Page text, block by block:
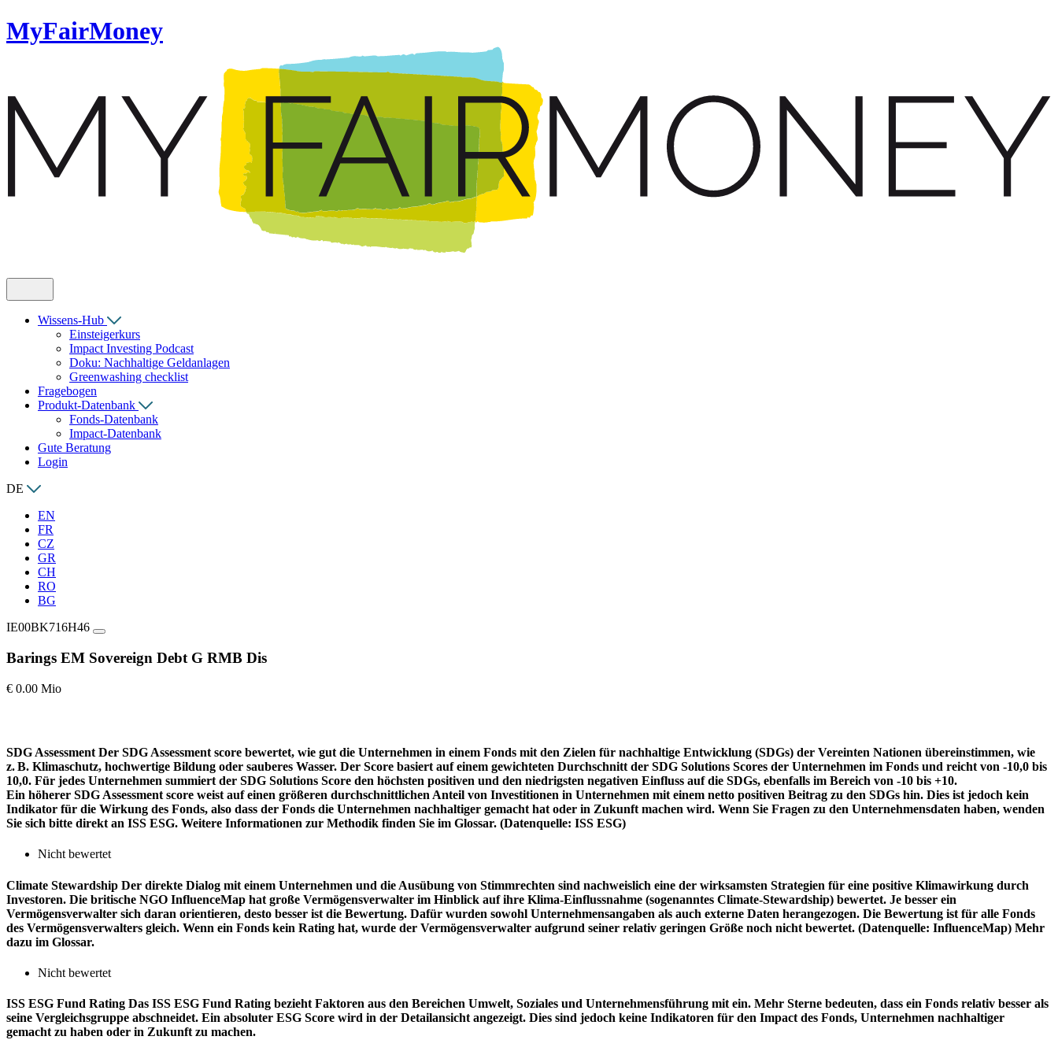
MyFairMoney
Wissens-Hub
Einsteigerkurs
Impact Investing Podcast
Doku: Nachhaltige Geldanlagen
Greenwashing checklist
Fragebogen
Produkt-Datenbank
Fonds-Datenbank
Impact-Datenbank
Gute Beratung
Login
DE
EN
FR
CZ
GR
CH
RO
BG
IE00BK716H46
Barings EM Sovereign Debt G RMB Dis
€ 0.00 Mio
SDG Assessment Der SDG Assessment score bewertet, wie gut die Unternehmen in einem Fonds mit den Zielen für nachhaltige Entwicklung (SDGs) der Vereinten Nationen übereinstimmen, wie
z. B. Klimaschutz, hochwertige Bildung oder sauberes Wasser. Der Score basiert auf einem gewichteten Durchschnitt der SDG Solutions Scores der Unternehmen im Fonds und reicht von -10,0 bis
10,0. Für jedes Unternehmen summiert der SDG Solutions Score den höchsten positiven und den niedrigsten negativen Einfluss auf die SDGs, ebenfalls im Bereich von -10 bis +10.
Ein höherer SDG Assessment score weist auf einen größeren durchschnittlichen Anteil von Investitionen in Unternehmen mit einem netto positiven Beitrag zu den SDGs hin. Dies ist jedoch kein
Indikator für die Wirkung des Fonds, also dass der Fonds die Unternehmen nachhaltiger gemacht hat oder in Zukunft machen wird. Wenn Sie Fragen zu den Unternehmensdaten haben, wenden
Sie sich bitte direkt an ISS ESG. Weitere Informationen zur Methodik finden Sie im Glossar. (Datenquelle: ISS ESG)
Nicht bewertet
Climate Stewardship Der direkte Dialog mit einem Unternehmen und die Ausübung von Stimmrechten sind nachweislich eine der wirksamsten Strategien für eine positive Klimawirkung durch
Investoren. Die britische NGO InfluenceMap hat große Vermögensverwalter im Hinblick auf ihre Klima-Einflussnahme (sogenanntes Climate-Stewardship) bewertet. Je besser ein
Vermögensverwalter sich daran orientieren, desto besser ist die Bewertung. Dafür wurden sowohl Unternehmensangaben als auch externe Daten herangezogen. Die Bewertung ist für alle Fonds
des Vermögensverwalters gleich. Wenn ein Fonds kein Rating hat, wurde der Vermögensverwalter aufgrund seiner relativ geringen Größe noch nicht bewertet. (Datenquelle: InfluenceMap) Mehr
dazu im Glossar.
Nicht bewertet
ISS ESG Fund Rating Das ISS ESG Fund Rating bezieht Faktoren aus den Bereichen Umwelt, Soziales und Unternehmensführung mit ein. Mehr Sterne bedeuten, dass ein Fonds relativ besser als
seine Vergleichsgruppe abschneidet. Ein absoluter ESG Score wird in der Detailansicht angezeigt. Dies sind jedoch keine Indikatoren für den Impact des Fonds, Unternehmen nachhaltiger
gemacht zu haben oder in Zukunft zu machen.